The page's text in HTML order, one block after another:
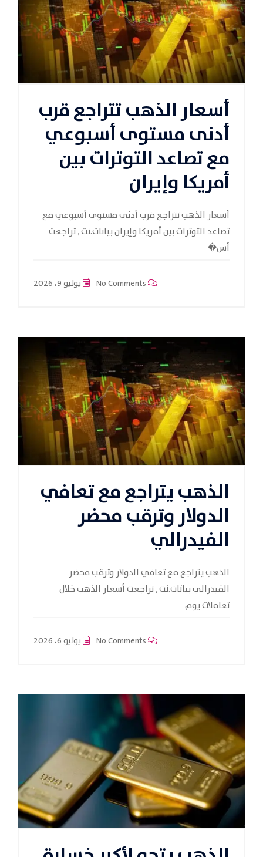
أسعار الذهب تتراجع قرب
أدنى مستوى أسبوعي
مع تصاعد التوترات بين
أمريكا وإيران
أسعار الذهب تتراجع قرب أدنى مستوى أسبوعي مع
تصاعد التوترات بين أمريكا وإيران بيانات.نت , تراجعت
أس�
يوليو 9، 2026
الذهب يتراجع مع تعافي
الدولار وترقب محضر
الفيدرالي
الذهب يتراجع مع تعافي الدولار وترقب محضر
الفيدرالي بيانات.نت , تراجعت أسعار الذهب خلال
تعاملات يوم
يوليو 6، 2026